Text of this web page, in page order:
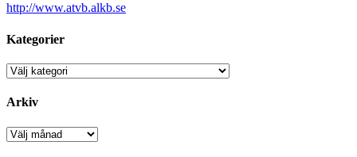
http://www.atvb.alkb.se
Kategorier
Kategorier
Arkiv
Arkiv